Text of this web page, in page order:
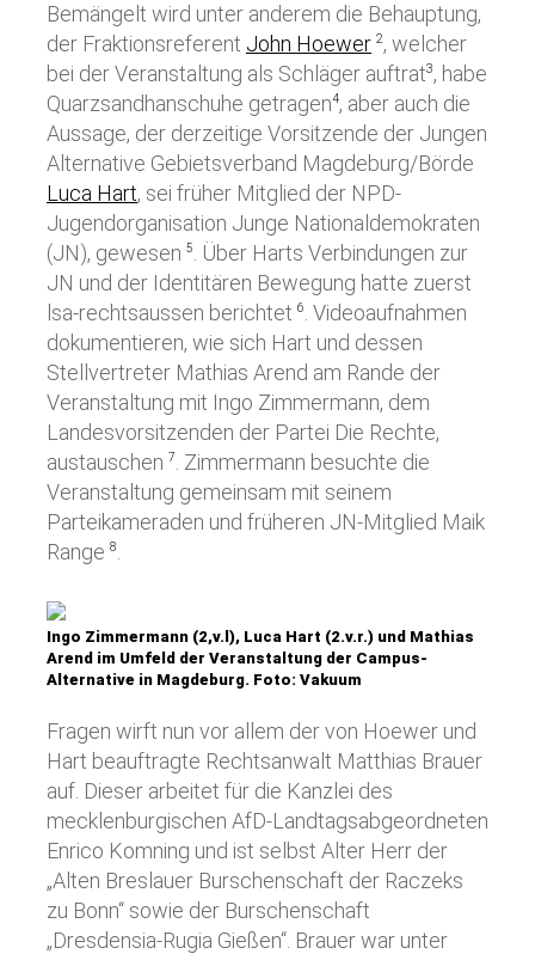
Bemängelt wird unter anderem die Behauptung,
der Fraktionsreferent John Hoewer 2, welcher
bei der Veranstaltung als Schläger auftrat3, habe
Quarzsandhanschuhe getragen4, aber auch die
Aussage, der derzeitige Vorsitzende der Jungen
Alternative Gebietsverband Magdeburg/Börde
Luca Hart, sei früher Mitglied der NPD-
Jugendorganisation Junge Nationaldemokraten
(JN), gewesen 5
. Über Harts Verbindungen zur
JN und der Identitären Bewegung hatte zuerst
lsa-rechtsaussen berichtet 6
. Videoaufnahmen
dokumentieren, wie sich Hart und dessen
Stellvertreter Mathias Arend am Rande der
Veranstaltung mit Ingo Zimmermann, dem
Landesvorsitzenden der Partei Die Rechte,
austauschen 7
. Zimmermann besuchte die
Veranstaltung gemeinsam mit seinem
Parteikameraden und früheren JN-Mitglied Maik
Range 8
Ingo Zimmermann (2,v.l), Luca Hart (2.v.r.) und Mathias
Arend im Umfeld der Veranstaltung der Campus-
Alternative in Magdeburg. Foto: Vakuum
Fragen wirft nun vor allem der von Hoewer und
Hart beauftragte Rechtsanwalt Matthias Brauer
auf. Dieser arbeitet für die Kanzlei des
mecklenburgischen AfD-Landtagsabgeordneten
Enrico Komning und ist selbst Alter Herr der
„Alten Breslauer Burschenschaft der Raczeks
zu Bonn“ sowie der Burschenschaft
„Dresdensia-Rugia Gießen“. Brauer war unter